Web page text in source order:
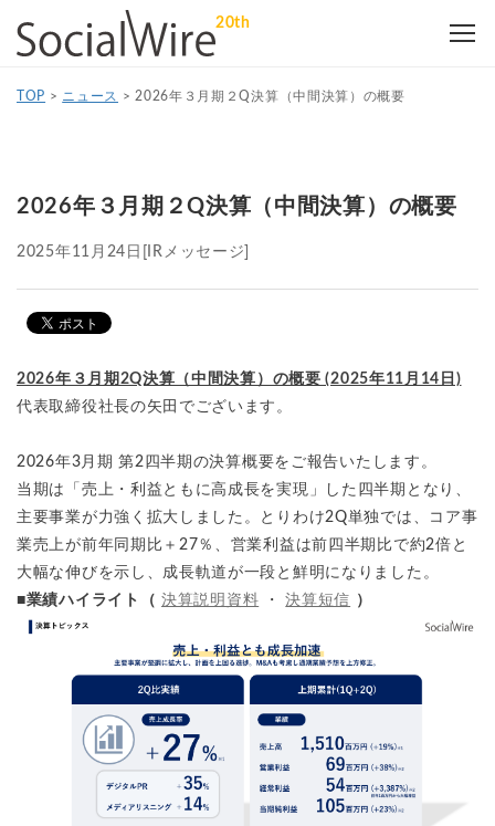
20th
TOP > ニュース > 2026年３月期２Q決算（中間決算）の概要
2026年３月期２Q決算（中間決算）の概要
2025年11月24日 [IRメッセージ]
2026年３月期2Q決算（中間決算）の概要 (2025年11月14日)
代表取締役社長の矢田でございます。
2026年3月期 第2四半期の決算概要をご報告いたします。
当期は「売上・利益ともに高成長を実現」した四半期となり、
主要事業が力強く拡大しました。とりわけ2Q単独では、コア事
業売上が前年同期比＋27％、営業利益は前四半期比で約2倍と
大幅な伸びを示し、成長軌道が一段と鮮明になりました。
■業績ハイライト（ 決算説明資料 ・決算短信 ）